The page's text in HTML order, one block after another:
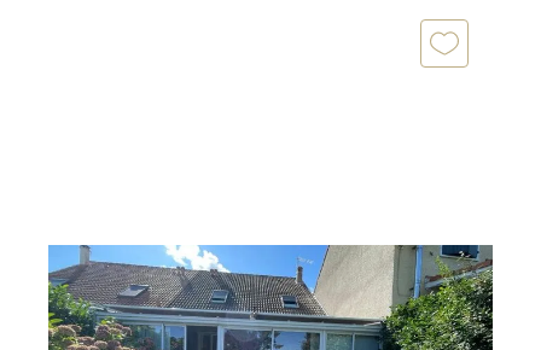
DAVEZIEUX 07
106 m2, 6 pièces
Ref : 3538